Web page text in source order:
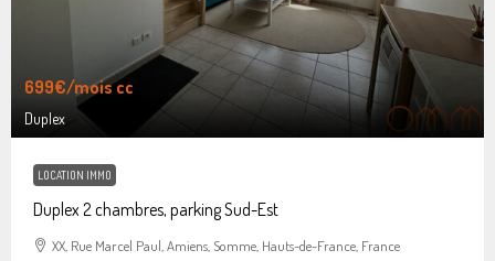
699€/mois cc
Duplex
LOCATION IMMO
Duplex 2 chambres, parking Sud-Est
XX, Rue Marcel Paul, Amiens, Somme, Hauts-de-France, France